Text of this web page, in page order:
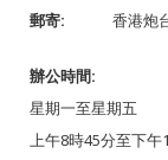
郵寄:
香港炮
辦公時間:
星期一至星期五
上午8時45分至下午